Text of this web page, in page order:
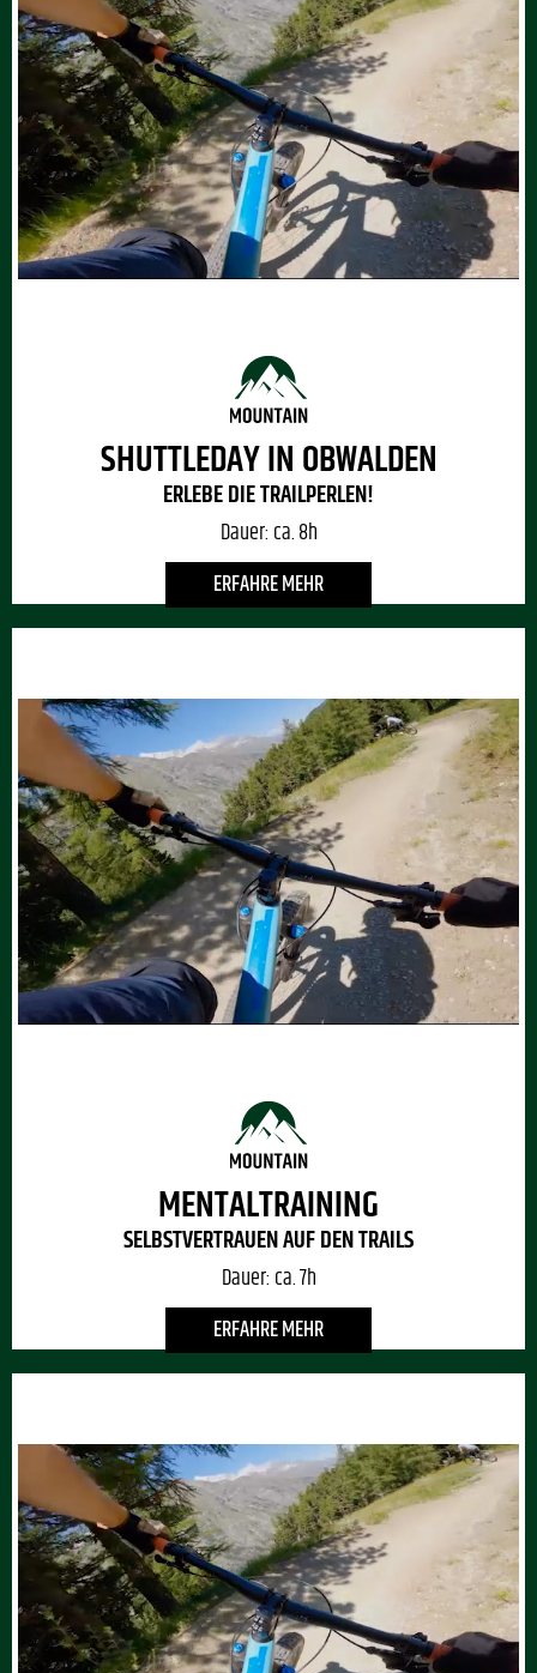
Du 18 Jahre oder älter bist
Du eine erfahrene Bikerin/ein erfahrener
Biker bist und bereit bist, Dich mit Könner-
Techniken auseinanderzusetzen
SHUTTLEDAY IN OBWALDEN
ERLEBE DIE TRAILPERLEN!
Dauer: ca. 8h
ERFAHRE MEHR
MENTALTRAINING
SELBSTVERTRAUEN AUF DEN TRAILS
Dauer: ca. 7h
ERFAHRE MEHR